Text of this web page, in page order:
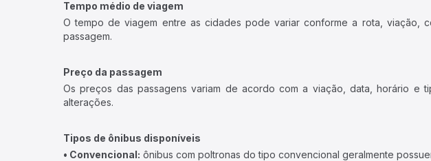
Tempo médio de viagem
O tempo de viagem entre as cidades pode variar conforme a rota, viação,
passagem.
Preço da passagem
Os preços das passagens variam de acordo com a viação, data, horário e
alterações.
Tipos de ônibus disponíveis
• Convencional: ônibus com poltronas do tipo convencional geralmente